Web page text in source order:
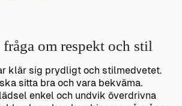
om respekt och stil
klär sig prydligt och stilmedvetet.
sitta bra och vara bekväma.
enkel och undvik överdrivna